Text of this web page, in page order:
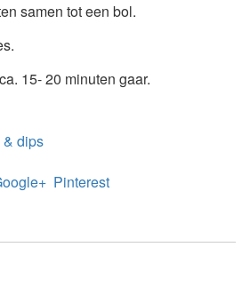
samen tot een bol.
15- 20 minuten gaar.
dips
Pinterest